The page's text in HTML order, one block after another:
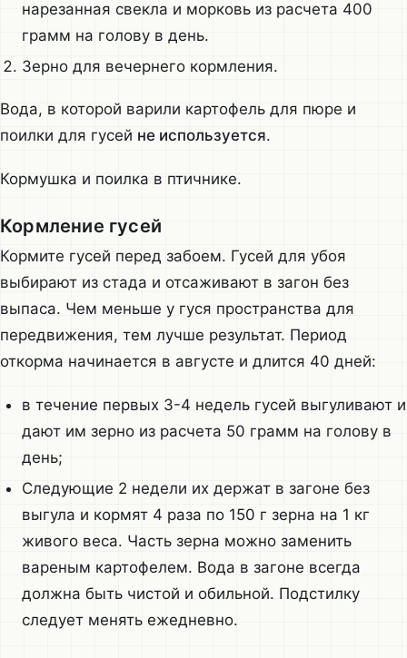
нарезанная свекла и морковь из расчета 400
грамм на голову в день.
Зерно для вечернего кормления.
Вода, в которой варили картофель для пюре и
поилки для гусей не используется.
Кормушка и поилка в птичнике.
Кормление гусей
Кормите гусей перед забоем. Гусей для убоя
выбирают из стада и отсаживают в загон без
выпаса. Чем меньше у гуся пространства для
передвижения, тем лучше результат. Период
откорма начинается в августе и длится 40 дней:
в течение первых 3-4 недель гусей выгуливают и
дают им зерно из расчета 50 грамм на голову в
день;
Следующие 2 недели их держат в загоне без
выгула и кормят 4 раза по 150 г зерна на 1 кг
живого веса. Часть зерна можно заменить
вареным картофелем. Вода в загоне всегда
должна быть чистой и обильной. Подстилку
следует менять ежедневно.